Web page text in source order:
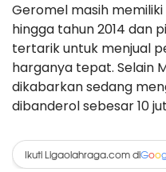
Geromel masih
hingga tahun 2014 dan
tertarik untuk menjual
harganya tepat. Selain
dikabarkan sedang
dibanderol sebesar 10
Ikuti Ligaolahraga.com diGoo